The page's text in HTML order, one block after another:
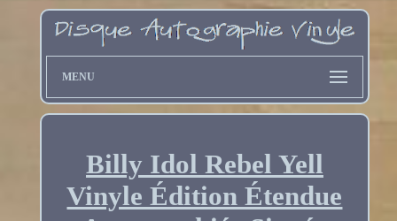
MENU
Billy Idol Rebel Yell
Vinyle Édition Étendue